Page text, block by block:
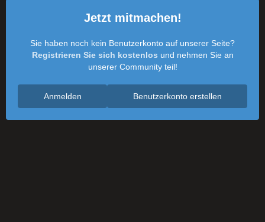
Jetzt mitmachen!
Sie haben noch kein Benutzerkonto auf unserer Seite?
Registrieren Sie sich kostenlos und nehmen Sie an
unserer Community teil!
Benutzerkonto erstellen
Anmelden